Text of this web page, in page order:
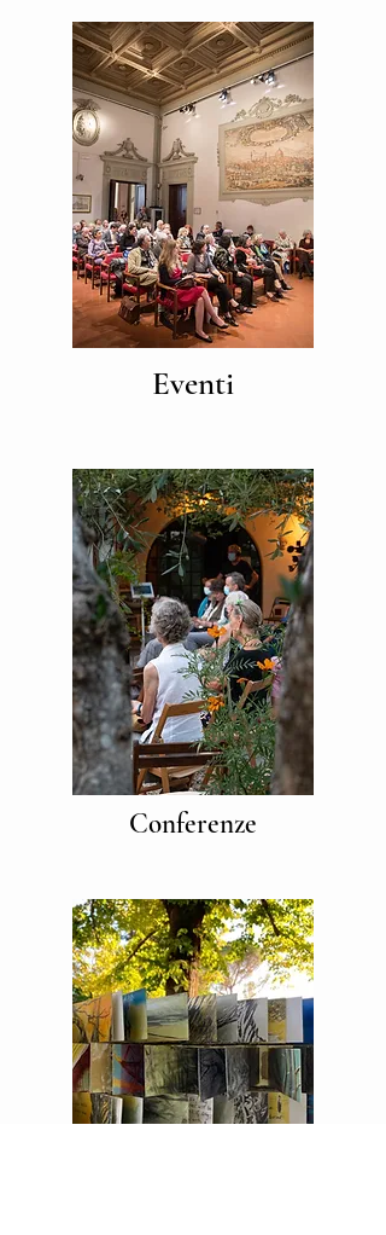
Eventi
Conferenze